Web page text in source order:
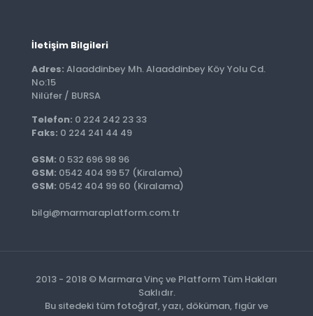
İletişim Bilgileri
Adres: Alaaddinbey Mh. Alaaddinbey Köy Yolu Cd.
No:15
Nilüfer / BURSA
Telefon: 0 224 242 23 33
Faks: 0 224 241 44 49
GSM: 0 532 696 98 96
GSM: 0542 404 99 57 (Kiralama)
GSM: 0542 404 99 60 (Kiralama)
bilgi@marmaraplatform.com.tr
2013 - 2018 © Marmara Vinç ve Platform Tüm Hakları
Saklıdır.
Bu sitedeki tüm fotoğraf, yazı, döküman, figür ve